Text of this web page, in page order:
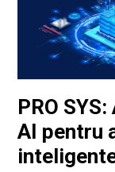
PRO
AI pentru